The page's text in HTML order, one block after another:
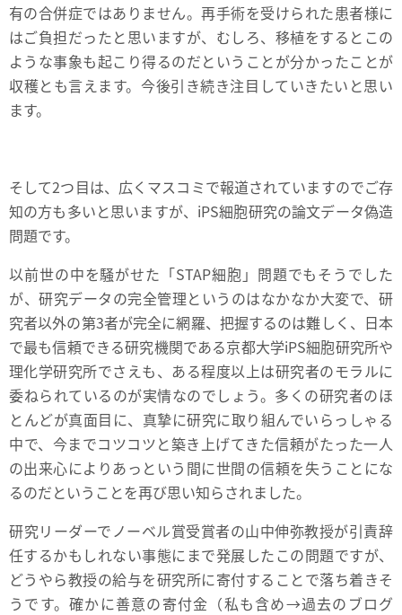
有の合併症ではありません。再手術を受けられた患者様に
はご負担だったと思いますが、むしろ、移植をするとこの
ような事象も起こり得るのだということが分かったことが
収穫とも言えます。今後引き続き注目していきたいと思い
ます。
そして2つ目は、広くマスコミで報道されていますのでご存
知の方も多いと思いますが、iPS細胞研究の論文データ偽造
問題です。
以前世の中を騒がせた「STAP細胞」問題でもそうでした
が、研究データの完全管理というのはなかなか大変で、研
究者以外の第3者が完全に網羅、把握するのは難しく、日本
で最も信頼できる研究機関である京都大学iPS細胞研究所や
理化学研究所でさえも、ある程度以上は研究者のモラルに
委ねられているのが実情なのでしょう。多くの研究者のほ
とんどが真面目に、真摯に研究に取り組んでいらっしゃる
中で、今までコツコツと築き上げてきた信頼がたった一人
の出来心によりあっという間に世間の信頼を失うことにな
るのだということを再び思い知らされました。
研究リーダーでノーベル賞受賞者の山中伸弥教授が引責辞
任するかもしれない事態にまで発展したこの問題ですが、
どうやら教授の給与を研究所に寄付することで落ち着きそ
うです。確かに善意の寄付金（私も含め→過去のブログ